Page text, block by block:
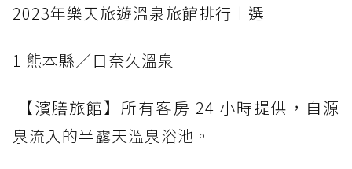
2023年樂天旅遊溫泉旅館排行十選
1 熊本縣／日奈久溫泉
【濱膳旅館】所有客房 24 小時提供，自源
泉流入的半露天溫泉浴池。